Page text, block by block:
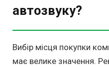
автозвуку?
Вибір місця покупки
має велике значення.